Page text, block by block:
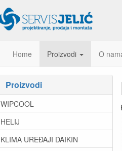
Home Proizvodi O
Proizvodi
WIPCOOL
HELIJ
KLIMA UREĐAJI DAIKIN